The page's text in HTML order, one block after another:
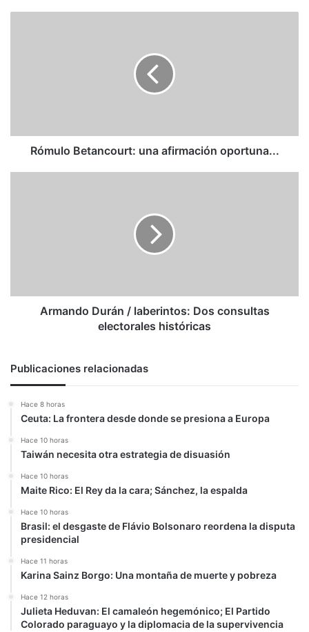
Rómulo Betancourt: una afirmación oportuna...
Armando Durán / laberintos: Dos consultas
electorales históricas
Publicaciones relacionadas
Hace 8 horas
Ceuta: La frontera desde donde se presiona a Europa
Hace 10 horas
Taiwán necesita otra estrategia de disuasión
Hace 10 horas
Maite Rico: El Rey da la cara; Sánchez, la espalda
Hace 10 horas
Brasil: el desgaste de Flávio Bolsonaro reordena la disputa
presidencial
Hace 11 horas
Karina Sainz Borgo: Una montaña de muerte y pobreza
Hace 12 horas
Julieta Heduvan: El camaleón hegemónico; El Partido
Colorado paraguayo y la diplomacia de la supervivencia